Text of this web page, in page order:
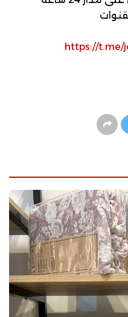
https://t.me/